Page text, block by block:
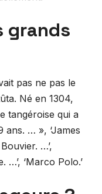
grands
pas ne pas le
Né en 1304,
tangéroise qui a
… », ‘James
…’,
…’, ‘Marco Polo.’